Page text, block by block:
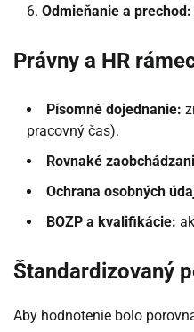
Odmieňanie a prechod:
Právny a HR
Písomné dojednanie:
pracovný čas).
Rovnaké
Ochrana osobných
BOZP a kvalifikácie:
Štandardizovaný
Aby hodnotenie bolo